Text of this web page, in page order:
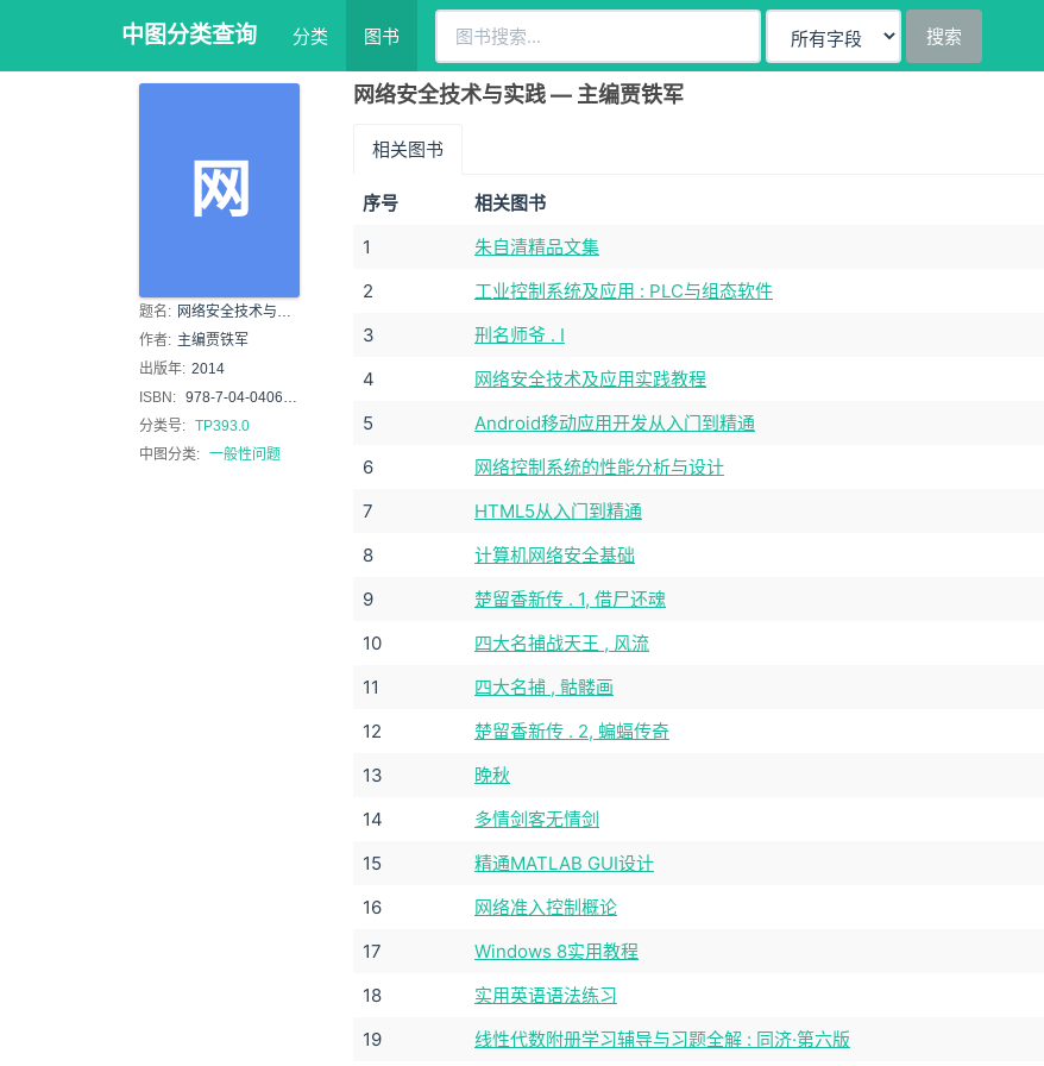
中图分类查询 分类 图书 搜索
网
题名: 网络安全技术与实践
作者: 主编贾铁军
出版年: 2014
ISBN: 978-7-04-040624-5
分类号: TP393.0
中图分类: 一般性问题
网络安全技术与实践 — 主编贾铁军
相关图书
序号 相关图书
1
朱自清精品文集
2
工业控制系统及应用 : PLC与组态软件
3
刑名师爷 . I
4
网络安全技术及应用实践教程
5
Android移动应用开发从入门到精通
6
网络控制系统的性能分析与设计
7
HTML5从入门到精通
8
计算机网络安全基础
9
楚留香新传 . 1, 借尸还魂
10
四大名捕战天王 , 风流
11
四大名捕 , 骷髅画
12
楚留香新传 . 2, 蝙蝠传奇
13
晚秋
14
多情剑客无情剑
15
精通MATLAB GUI设计
16
网络准入控制概论
17
Windows 8实用教程
18
实用英语语法练习
19
线性代数附册学习辅导与习题全解 : 同济·第六版